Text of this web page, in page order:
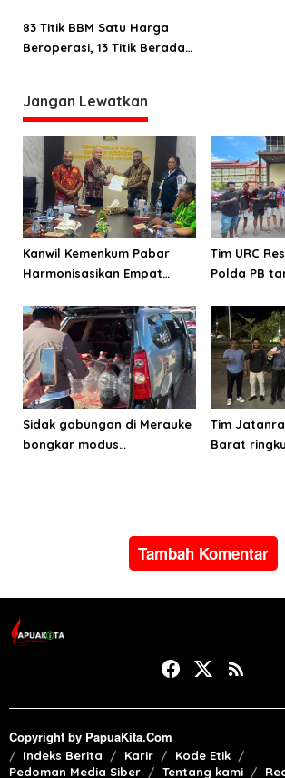
s
83 Titik BBM Satu Harga
Beroperasi, 13 Titik Berada
Jangan Lewatkan
Kanwil Kemenkum Pabar
Harmonisasikan Empat
Wondama
Tim URC
Polda PB
Sidak gabungan di Merauke
bongkar modus
Tim
Barat
Tambah Komentar
Copyright by PapuaKita.Com
Indeks Berita Karir
Kode Etik
Pedoman Media Siber
Tentang kami